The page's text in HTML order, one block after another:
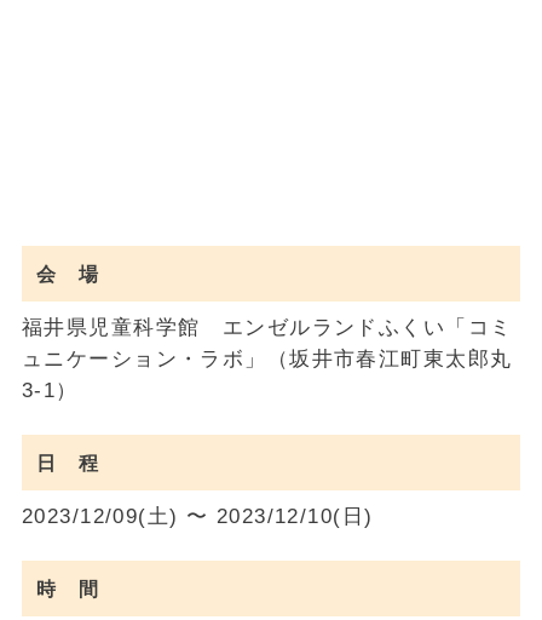
会 場
福井県児童科学館 エンゼルランドふくい「コミ
ュニケーション・ラボ」（坂井市春江町東太郎丸
3-1）
日 程
2023/12/09(土) 〜 2023/12/10(日)
時 間